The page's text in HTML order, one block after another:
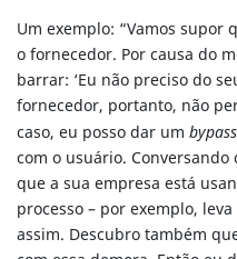
Um exemplo: “Vamos supor
o fornecedor. Por causa do
barrar: ‘Eu não preciso do
fornecedor, portanto, não
caso, eu posso dar um bypass
com o usuário.
que a sua empresa está
processo – por exemplo,
assim. Descubro também